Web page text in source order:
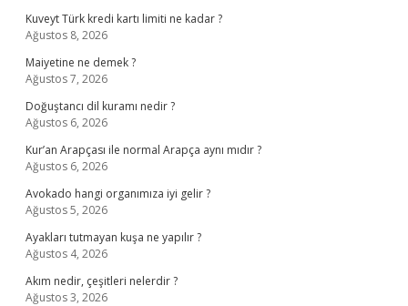
Kuveyt Türk kredi kartı limiti ne kadar ?
Ağustos 8, 2026
Maiyetine ne demek ?
Ağustos 7, 2026
Doğuştancı dil kuramı nedir ?
Ağustos 6, 2026
Kur’an Arapçası ile normal Arapça aynı mıdır ?
Ağustos 6, 2026
Avokado hangi organımıza iyi gelir ?
Ağustos 5, 2026
Ayakları tutmayan kuşa ne yapılır ?
Ağustos 4, 2026
Akım nedir, çeşitleri nelerdir ?
Ağustos 3, 2026